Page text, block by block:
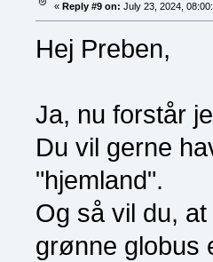
« Reply #9 on: July 23, 2024,
Hej Preben,
Ja, nu forstår
Du vil gerne
"hjemland".
Og så vil du,
grønne globus